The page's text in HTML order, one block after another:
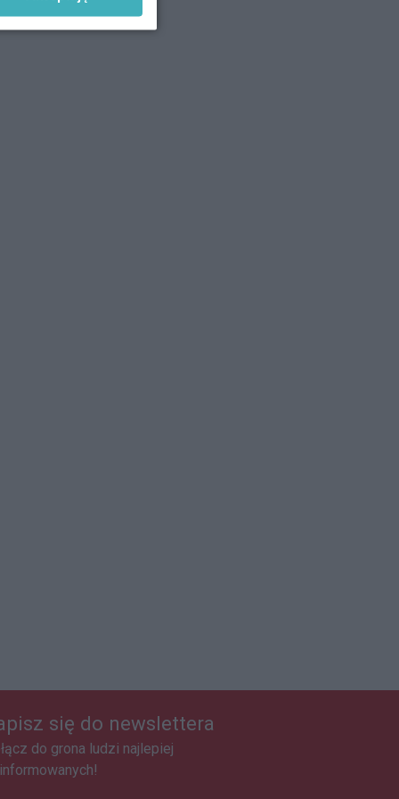
się do newslettera
do grona ludzi najlepiej